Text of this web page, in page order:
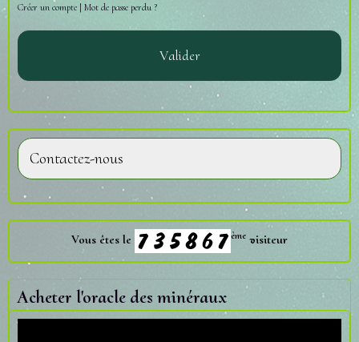
Créer un compte | Mot de passe perdu ?
Valider
Contactez-nous
Vous êtes le ème visiteur
Acheter l'oracle des minéraux